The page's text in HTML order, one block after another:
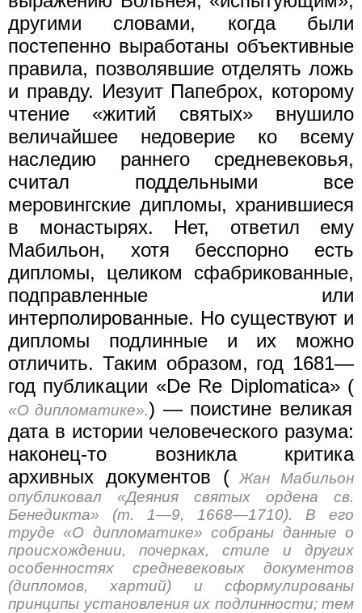
другими словами, когда были
постепенно выработаны объективные
правила, позволявшие отделять ложь
и правду. Иезуит Папеброх, которому
чтение «житий святых» внушило
величайшее недоверие ко всему
наследию раннего средневековья,
считал поддельными все
меровингские дипломы, хранившиеся
в монастырях. Нет, ответил ему
Мабильон, хотя бесспорно есть
дипломы, целиком сфабрикованные,
подправленные или
интерполированные. Но существуют и
дипломы подлинные и их можно
отличить. Таким образом, год 1681—
год публикации «De Re Diplomatica» (
«О дипломатике».) — поистине великая
дата в истории человеческого разума:
наконец-то возникла критика
архивных документов ( Жан Мабильон
опубликовал «Деяния святых ордена св.
Бенедикта» (т. 1—9, 1668—1710). В его
труде «О дипломатике» собраны данные о
происхождении, почерках, стиле и других
особенностях средневековых документов
(дипломов, хартий) и сформулированы
принципы установления их подлинности; тем